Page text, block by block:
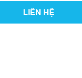
LIÊN HỆ